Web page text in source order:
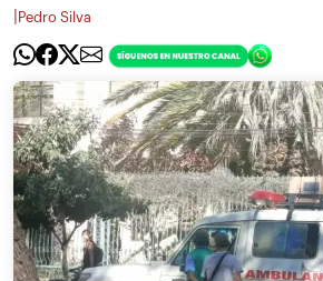
Pedro Silva